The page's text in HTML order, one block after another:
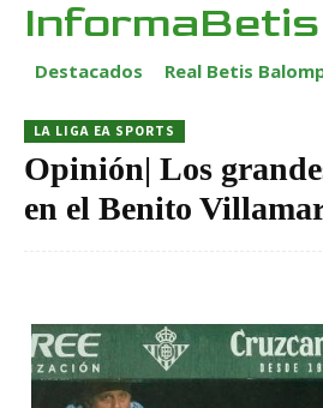
InformaBetis
Destacados Real Betis
LA LIGA EA SPORTS
Opinión| Los
en el Benito